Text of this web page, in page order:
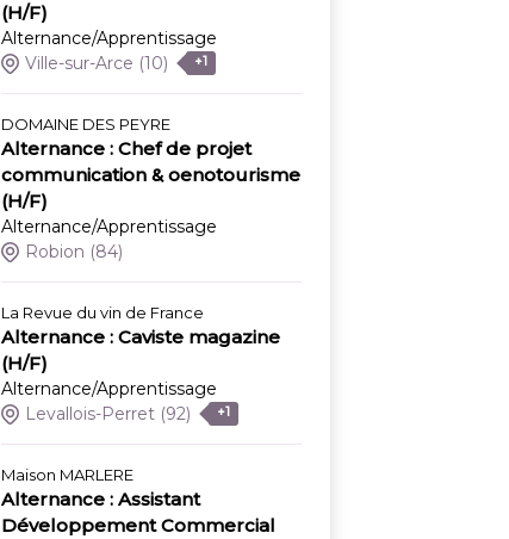
(H/F)
Alternance/Apprentissage
Ville-sur-Arce (10) +1
DOMAINE DES PEYRE
Alternance : Chef de projet
communication & oenotourisme
(H/F)
Alternance/Apprentissage
Robion (84)
La Revue du vin de France
Alternance : Caviste magazine
(H/F)
Alternance/Apprentissage
Levallois-Perret (92) +1
Maison MARLERE
Alternance : Assistant
Développement Commercial